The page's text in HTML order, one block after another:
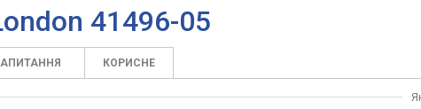
41496-05
КОРИСНЕ